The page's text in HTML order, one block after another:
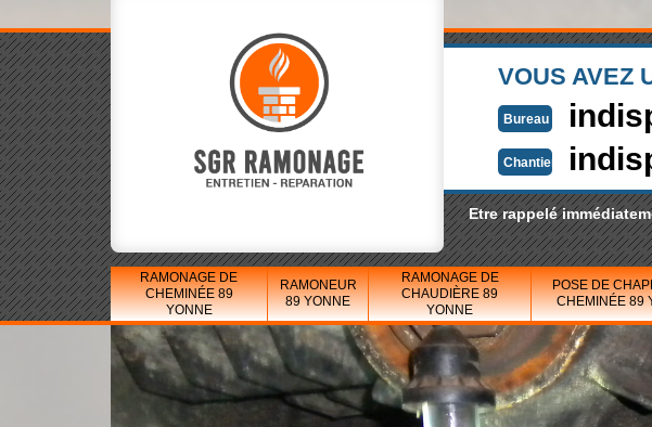
VOUS AVEZ
Bureau
Chantier
Etre rappelé
RAMONAGE DE
CHEMINÉE 89
YONNE
RAMONEUR
89 YONNE
RAMONAGE DE
CHAUDIÈRE 89
YONNE
POSE DE
CHEMINÉE 89